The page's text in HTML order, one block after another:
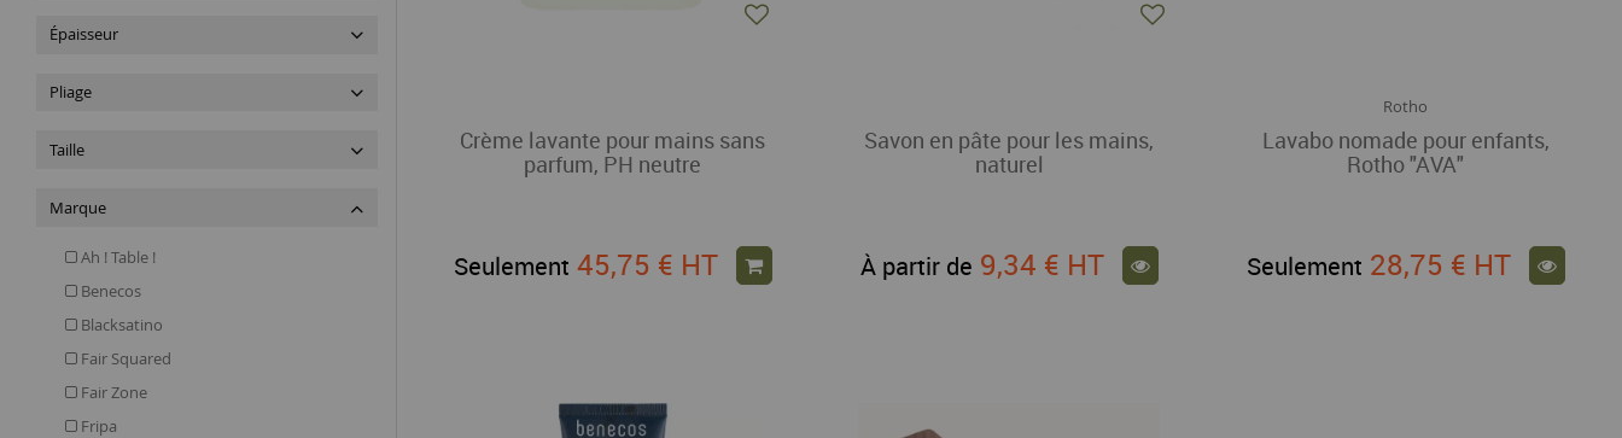
Épaisseur
Pliage
Taille
Marque
Ah ! Table !
Benecos
Blacksatino
Fair Squared
Fair Zone
Fripa
Crème lavante pour mains sans
parfum, PH neutre
Seulement 45,75 € HT
Savon en pâte pour les mains,
naturel
À partir de 9,34 € HT
Rotho
Lavabo nomade pour enfants,
Rotho "AVA"
Seulement 28,75 € HT